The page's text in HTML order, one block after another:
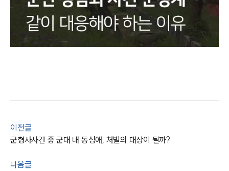
이전글
군형사사건 중 군대 내 동성애, 처벌의 대상이 될까?
다음글